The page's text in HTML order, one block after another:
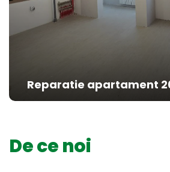
Reparatie apartament
De ce noi